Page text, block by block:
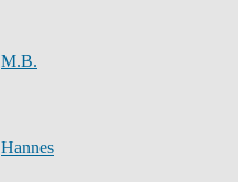
M.B.
Hannes